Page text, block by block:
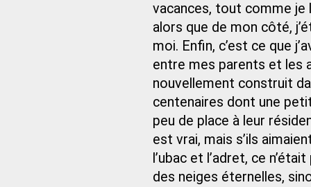
vacances, tout comme je
alors que de mon côté,
moi. Enfin, c’est ce que
entre mes parents et les
nouvellement construit
centenaires dont une
peu de place à leur
est vrai, mais s’ils
l’ubac et l’adret, ce
des neiges éternelles,